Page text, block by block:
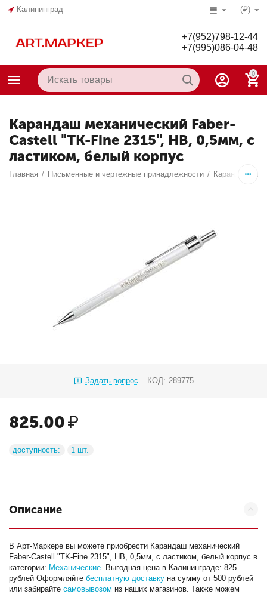
Калининград (₽)
+7(952)798-12-44
+7(995)086-04-48
0
Карандаш механический Faber-
Castell "TK-Fine 2315", HB, 0,5мм, с
ластиком, белый корпус
Главная / Письменные и чертежные принадлежности / Карандаши /
Задать вопрос КОД: 289775
825.00₽
доступность: 1 шт.
Описание
В Арт-Маркере вы можете приобрести Карандаш механический
Faber-Castell "TK-Fine 2315", HB, 0,5мм, с ластиком, белый корпус в
категории: Механические. Выгодная цена в Калининграде: 825
рублей Оформляйтебесплатную доставку на сумму от 500 рублей
или забирайтесамовывозом из наших магазинов. Также можем